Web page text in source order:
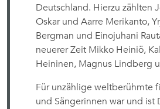
Deutschland. Hierzu zählten
Oskar und Aarre Merikanto,
Bergman und Einojuhani
neuerer Zeit Mikko Heiniö,
Heininen, Magnus Lindberg
Für unzählige weltberühmte
und Sängerinnen war und ist